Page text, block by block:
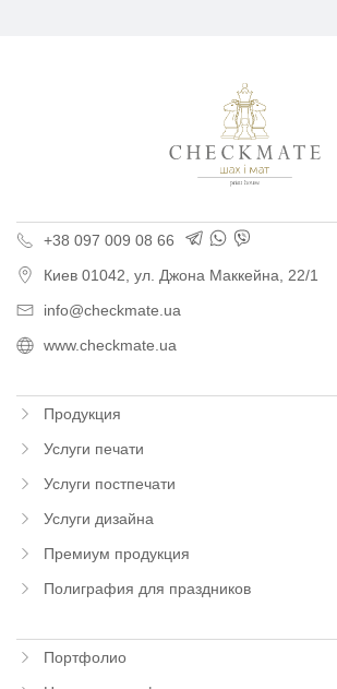
+38 097 009 08 66
Киев 01042, ул. Джона Маккейна, 22/1
info@checkmate.ua
www.checkmate.ua
Продукция
Услуги печати
Услуги постпечати
Услуги дизайна
Премиум продукция
Полиграфия для праздников
Портфолио